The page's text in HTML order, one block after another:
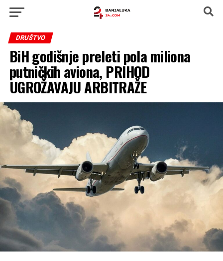
DRUŠTVO
BiH godišnje preleti pola miliona
putničkih aviona, PRIHOD
UGROŽAVAJU ARBITRAŽE